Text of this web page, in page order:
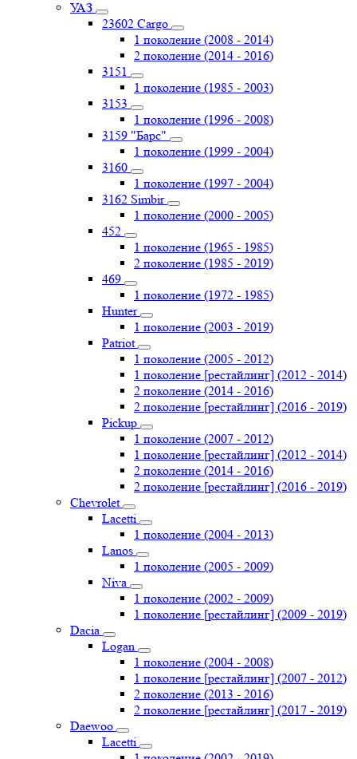
УАЗ
23602 Cargo
1 поколение (2008 - 2014)
2 поколение (2014 - 2016)
3151
1 поколение (1985 - 2003)
3153
1 поколение (1996 - 2008)
3159 "Барс"
1 поколение (1999 - 2004)
3160
1 поколение (1997 - 2004)
3162 Simbir
1 поколение (2000 - 2005)
452
1 поколение (1965 - 1985)
2 поколение (1985 - 2019)
469
1 поколение (1972 - 1985)
Hunter
1 поколение (2003 - 2019)
Patriot
1 поколение (2005 - 2012)
1 поколение [рестайлинг] (2012 - 2014)
2 поколение (2014 - 2016)
2 поколение [рестайлинг] (2016 - 2019)
Pickup
1 поколение (2007 - 2012)
1 поколение [рестайлинг] (2012 - 2014)
2 поколение (2014 - 2016)
2 поколение [рестайлинг] (2016 - 2019)
Chevrolet
Lacetti
1 поколение (2004 - 2013)
Lanos
1 поколение (2005 - 2009)
Niva
1 поколение (2002 - 2009)
1 поколение [рестайлинг] (2009 - 2019)
Dacia
Logan
1 поколение (2004 - 2008)
1 поколение [рестайлинг] (2007 - 2012)
2 поколение (2013 - 2016)
2 поколение [рестайлинг] (2017 - 2019)
Daewoo
Lacetti